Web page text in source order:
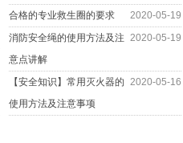
2020-05-19
合格的专业救生圈的要求
2020-05-19
消防安全绳的使用方法及注
意点讲解
2020-05-16
【安全知识】常用灭火器的
使用方法及注意事项